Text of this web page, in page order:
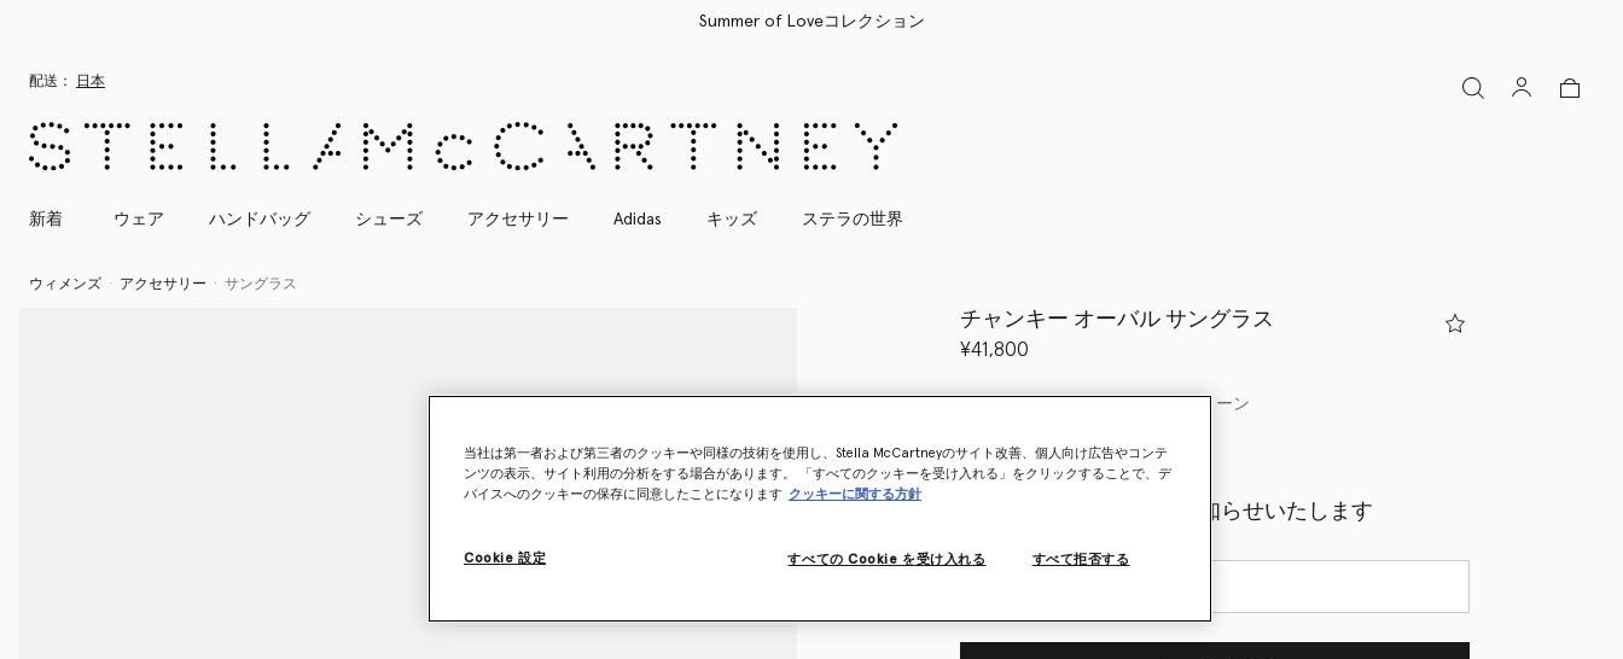
配送： 日本
新着 ウェア ハンドバッグ シューズ アクセサリー Adidas キッズ ステラの世界
ウィメンズ アクセサリー サングラス
チャンキー オーバル サングラス
¥41,800
トランスルーセントグリーン
選択
再入荷の際にいち早くお知らせいたします
当社は第一者および第三者のクッキーや同様の技術を使用し、Stella McCartneyのサイト改善、個人向け広告やコンテ
ンツの表示、サイト利用の分析をする場合があります。 「すべてのクッキーを受け入れる」をクリックすることで、デ
バイスへのクッキーの保存に同意したことになります クッキーに関する方針
Cookie 設定 すべて拒否する
すべての Cookie を受け入れる